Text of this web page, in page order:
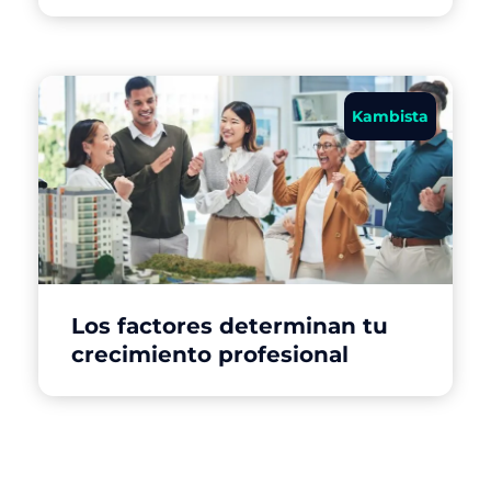
Kambista
Los factores determinan tu
crecimiento profesional